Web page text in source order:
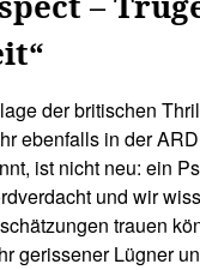
der britischen
ebenfalls in der
ist nicht neu: ein
und wir
trauen
gerissener Lügner